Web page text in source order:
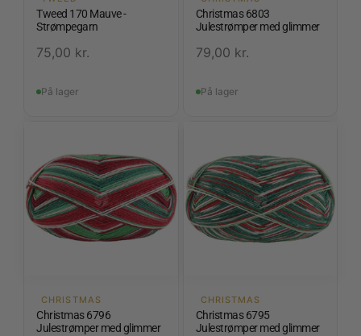
Tweed 170 Mauve -
Strømpegarn
75,00 kr.
På lager
Christmas 6803
Julestrømper med glimmer
79,00 kr.
På lager
CHRISTMAS
Christmas 6796
Julestrømper med glimmer
CHRISTMAS
Christmas 6795
Julestrømper med glimmer